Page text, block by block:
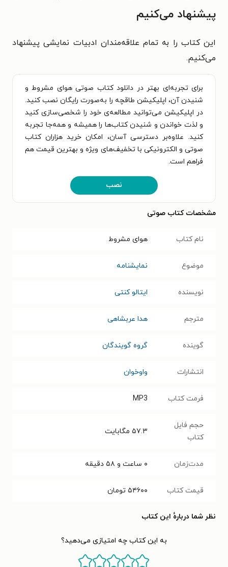
پیشنهاد می‌کنیم
این کتاب را به تمام علاقه‌مندان ادبیات نمایشی پیشنهاد
می‌کنیم.
برای تجربه‌ای بهتر در دانلود کتاب صوتی هوای مشروط و
شنیدن آن، اپلیکیشن طاقچه را به‌صورت رایگان نصب کنید.
در اپلیکیشن می‌توانید مطالعه‌ی خود را شخصی‌سازی کنید
و لذت خواندن و شنیدن کتاب‌ها را همیشه و همه‌جا تجربه
کنید. علاوه‌بر دسترسی آسان، امکان خرید هزاران کتاب
صوتی و الکترونیکی با تخفیف‌های ویژه و بهترین قیمت هم
فراهم است.
نصب
مشخصات کتاب صوتی
نام کتاب هوای مشروط
موضوع نمایشنامه
نویسنده ایتالو کنتی
مترجم هدا عربشاهی
گوینده گروه گویندگان
انتشارات واوخوان
فرمت کتاب MP3
حجم فایل
کتاب
۵۷.۳ مگابایت
مدت‌زمان ۰ ساعت و ۵۸ دقیقه
قیمت کتاب ۵۴۶۰۰ تومان
نظر شما دربارهٔ این کتاب
به این کتاب چه امتیازی می‌دهید؟